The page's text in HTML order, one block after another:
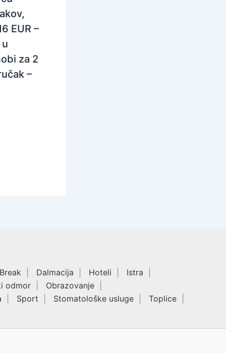
EUR –
za 2
–
Dalmacija Hoteli
Istra
odmor
Obrazovanje
Sport Stomatološke usluge Toplice